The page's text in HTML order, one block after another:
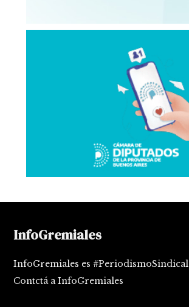
InfoGremiales
InfoGremiales es #PeriodismoSindical
Contctá a InfoGremiales